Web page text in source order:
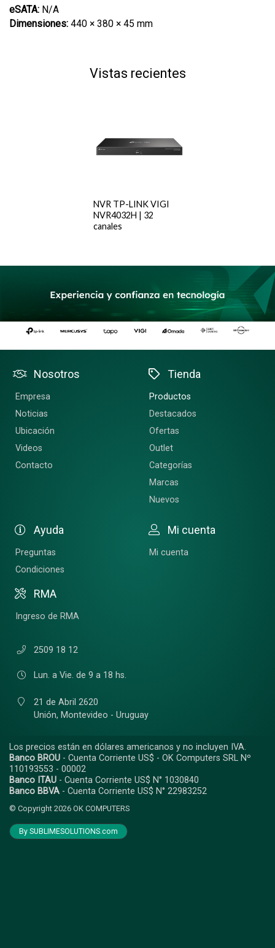
eSATA: N/A
Dimensiones: 440 × 380 × 45 mm
Vistas recientes
NVR TP-LINK VIGI
NVR4032H | 32
canales
Nosotros
Empresa
Noticias
Ubicación
Videos
Contacto
Tienda
Productos
Destacados
Ofertas
Outlet
Categorías
Marcas
Nuevos
Ayuda
Preguntas
Condiciones
RMA
Ingreso de RMA
Mi cuenta
Mi cuenta
2509 18 12
Lun. a Vie. de 9 a 18 hs.
21 de Abril 2620
Unión, Montevideo - Uruguay
Los precios están en dólares americanos y no incluyen IVA.
Banco BROU - Cuenta Corriente US$ - OK Computers SRL Nº
110193553 - 00002
Banco ITAU - Cuenta Corriente US$ N° 1030840
Banco BBVA - Cuenta Corriente US$ N° 22983252
© Copyright 2026 OK COMPUTERS
By SUBLIMESOLUTIONS.com